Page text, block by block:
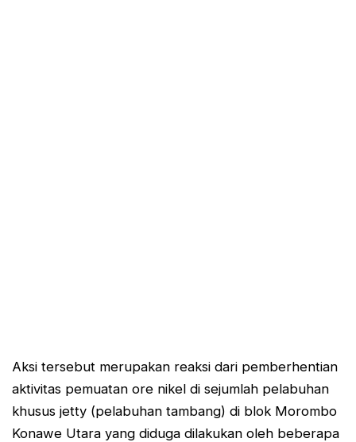
Aksi tersebut merupakan reaksi dari pemberhentian
aktivitas pemuatan ore nikel di sejumlah pelabuhan
khusus jetty (pelabuhan tambang) di blok Morombo
Konawe Utara yang diduga dilakukan oleh beberapa